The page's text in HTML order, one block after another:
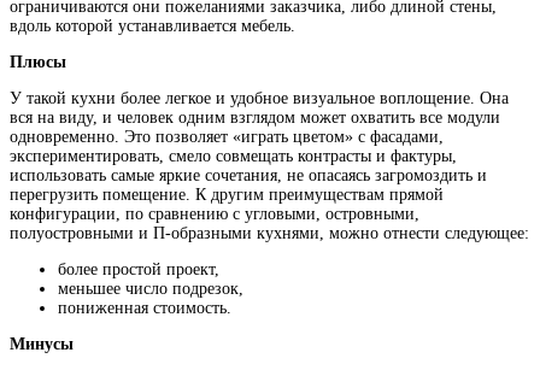
ограничиваются они пожеланиями заказчика, либо длиной стены,
вдоль которой устанавливается мебель.
Плюсы
У такой кухни более легкое и удобное визуальное воплощение. Она
вся на виду, и человек одним взглядом может охватить все модули
одновременно. Это позволяет «играть цветом» с фасадами,
экспериментировать, смело совмещать контрасты и фактуры,
использовать самые яркие сочетания, не опасаясь загромоздить и
перегрузить помещение. К другим преимуществам прямой
конфигурации, по сравнению с угловыми, островными,
полуостровными и П-образными кухнями, можно отнести следующее:
более простой проект,
меньшее число подрезок,
пониженная стоимость.
Минусы